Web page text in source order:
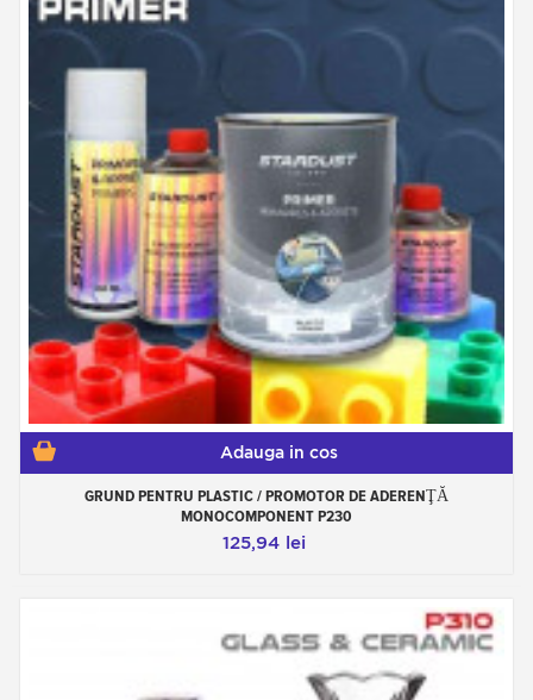
Adauga in cos
GRUND PENTRU PLASTIC / PROMOTOR DE ADERENŢĂ
MONOCOMPONENT P230
125,94 lei